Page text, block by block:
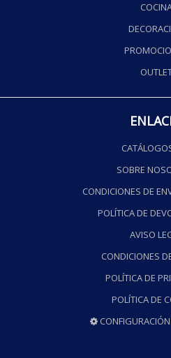
SOBRE
CONDICIONES DE
POLÍTICA DE
AVISO
CONDICIONES
POLÍTICA DE
POLÍTICA DE